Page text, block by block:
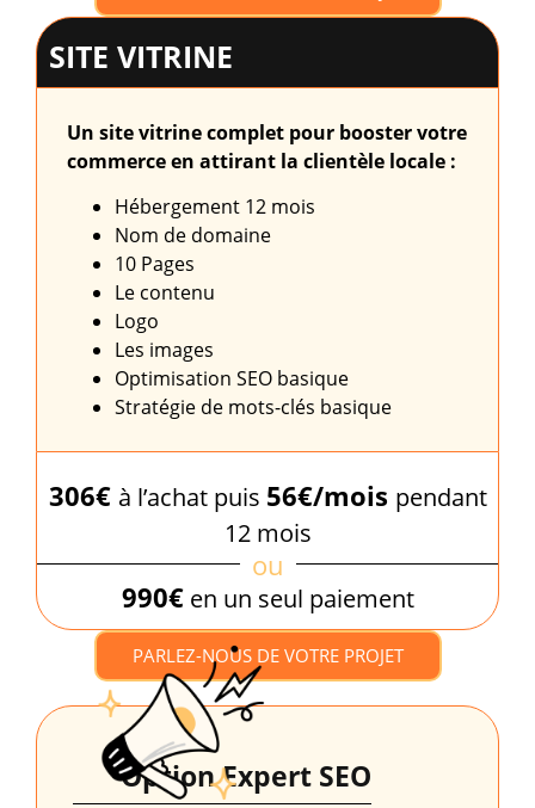
SITE VITRINE
Un site vitrine complet pour booster votre
commerce en attirant la clientèle locale :
Hébergement 12 mois
Nom de domaine
10 Pages
Le contenu
Logo
Les images
Optimisation SEO basique
Stratégie de mots-clés basique
306€ à l’achat puis 56€/mois pendant
12 mois
ou
990€en un seul paiement
PARLEZ-NOUS DE VOTRE PROJET
Option Expert SEO